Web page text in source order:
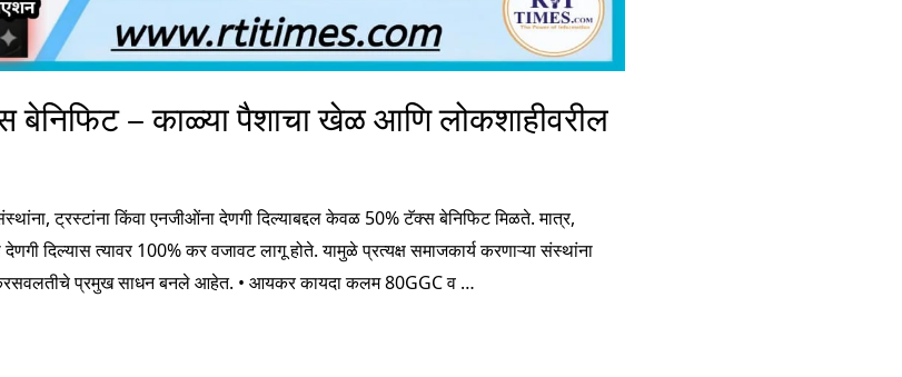
बेनिफिट – काळ्या पैशाचा खेळ आणि लोकशाहीवरील
ट्रस्टांना किंवा एनजीओंना देणगी दिल्याबद्दल केवळ 50% टॅक्स बेनिफिट मिळते. मात्र,
दिल्यास त्यावर 100% कर वजावट लागू होते. यामुळे प्रत्यक्ष समाजकार्य करणाऱ्या संस्थांना
प्रमुख साधन बनले आहेत. • आयकर कायदा कलम 80GGC व …